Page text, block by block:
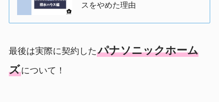
スをやめた理由
最後は実際に契約したパナソニックホーム
ズについて！